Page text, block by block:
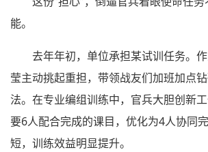
能。
去年年初，单位承担某试训任务。
莹主动挑起重担，带领战友们加班加点
法。在专业编组训练中，官兵大胆创新
要6人配合完成的课目，优化为4人协同
短，训练效益明显提升。